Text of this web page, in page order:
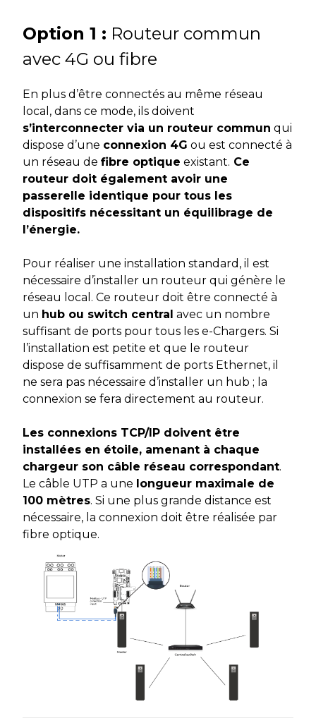
Option 1 : Routeur commun
avec 4G ou fibre
En plus d’être connectés au même réseau
local, dans ce mode, ils doivent
s’interconnecter via un routeur commun qui
dispose d’une connexion 4G ou est connecté à
un réseau de fibre optique existant. Ce
routeur doit également avoir une
passerelle identique pour tous les
dispositifs nécessitant un équilibrage de
l’énergie.
Pour réaliser une installation standard, il est
nécessaire d’installer un routeur qui génère le
réseau local. Ce routeur doit être connecté à
un hub ou switch central avec un nombre
suffisant de ports pour tous les e-Chargers. Si
l’installation est petite et que le routeur
dispose de suffisamment de ports Ethernet, il
ne sera pas nécessaire d’installer un hub ; la
connexion se fera directement au routeur.
Les connexions TCP/IP doivent être
installées en étoile, amenant à chaque
chargeur son câble réseau correspondant.
Le câble UTP a une longueur maximale de
100 mètres. Si une plus grande distance est
nécessaire, la connexion doit être réalisée par
fibre optique.